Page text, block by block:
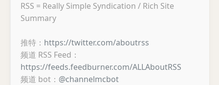
RSS = Really Simple Syndication / Rich Site
Summary
推特： https://twitter.com/aboutrss
频道 RSS Feed：
https://feeds.feedburner.com/ALLAboutRSS
频道 bot： @channelmcbot